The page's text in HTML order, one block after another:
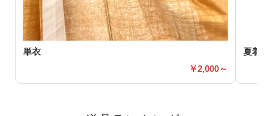
単衣
2,000～
夏着